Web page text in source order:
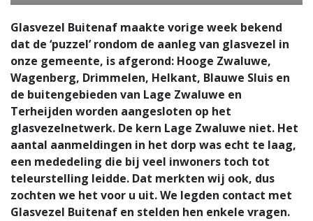
Glasvezel Buitenaf maakte vorige week bekend
dat de ‘puzzel’ rondom de aanleg van glasvezel in
onze gemeente, is afgerond: Hooge Zwaluwe,
Wagenberg, Drimmelen, Helkant, Blauwe Sluis en
de buitengebieden van Lage Zwaluwe en
Terheijden worden aangesloten op het
glasvezelnetwerk. De kern Lage Zwaluwe niet. Het
aantal aanmeldingen in het dorp was echt te laag,
een mededeling die bij veel inwoners toch tot
teleurstelling leidde. Dat merkten wij ook, dus
zochten we het voor u uit. We legden contact met
Glasvezel Buitenaf en stelden hen enkele vragen.